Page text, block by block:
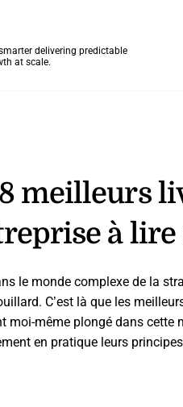
delivering predictable
at scale.
meilleurs
à
le monde complexe de la
C’est là que les
moi-même plongé dans
en pratique leurs